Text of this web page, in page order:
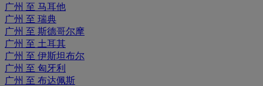
广州 至 马耳他
广州 至 瑞典
广州 至 斯德哥尔摩
广州 至 土耳其
广州 至 伊斯坦布尔
广州 至 匈牙利
广州 至 布达佩斯